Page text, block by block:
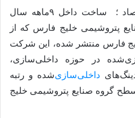
به گزارش پایگاه خبری افق واقتصاد ؛ ساخت داخل ۹ماهه سال
پتروشیمی خلیج فارس که از
فارس منتشر شده، این شرکت
در حوزه داخلی‌سازی،
داخلی‌سازی‌شده و رتبه
گروه صنایع پتروشیمی خلیج